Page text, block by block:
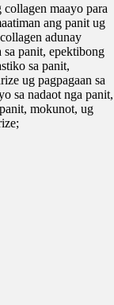
collagen maayo para
ang panit ug
adunay
sa panit, epektibong
sa panit,
ug pagpagaan sa
sa nadaot nga panit,
mokunot, ug